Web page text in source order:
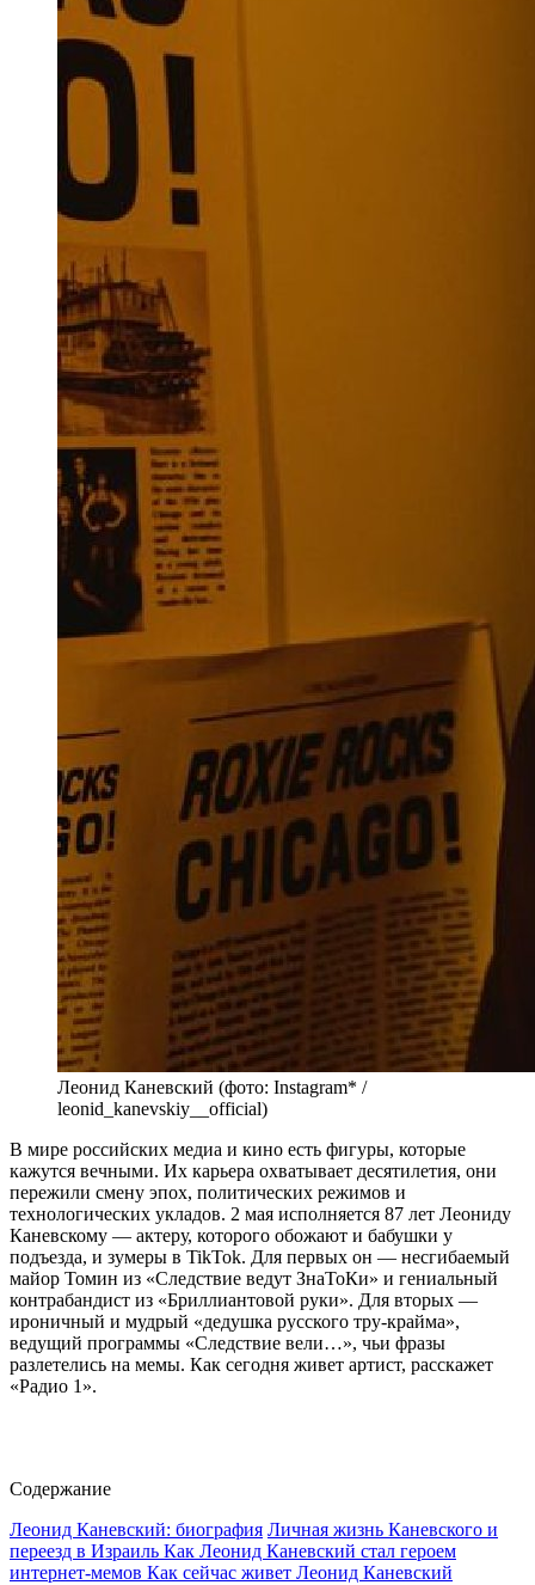
Леонид Каневский (фото: Instagram* /
leonid_kanevskiy__official)
В мире российских медиа и кино есть фигуры, которые
кажутся вечными. Их карьера охватывает десятилетия, они
пережили смену эпох, политических режимов и
технологических укладов. 2 мая исполняется 87 лет Леониду
Каневскому — актеру, которого обожают и бабушки у
подъезда, и зумеры в TikTok. Для первых он — несгибаемый
майор Томин из «Следствие ведут ЗнаТоКи» и гениальный
контрабандист из «Бриллиантовой руки». Для вторых —
ироничный и мудрый «дедушка русского тру-крайма»,
ведущий программы «Следствие вели…», чьи фразы
разлетелись на мемы. Как сегодня живет артист, расскажет
«Радио 1».
Содержание
Леонид Каневский: биография Личная жизнь Каневского и
переезд в Израиль Как Леонид Каневский стал героем
интернет-мемов Как сейчас живет Леонид Каневский